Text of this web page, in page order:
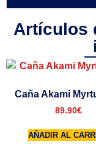
Artículos
Caña Akami
89.90€
AÑADIR AL